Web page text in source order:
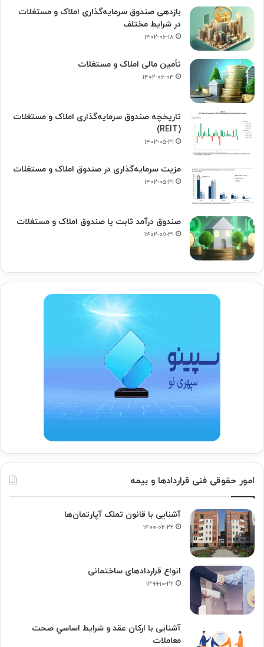
بازدهی صندوق سرمایه‌گذاری املاک و مستغلات
در شرایط مختلف
۱۴۰۲-۰۶-۱۸
تأمین مالی املاک و مستغلات
۱۴۰۲-۰۶-۰۴
تاریخچه صندوق سرمایه‌گذاری املاک و مستغلات
(REIT)
۱۴۰۲-۰۵-۳۱
مزیت سرمایه‌گذاری در صندوق املاک و مستغلات
۱۴۰۲-۰۵-۳۱
صندوق درآمد ثابت یا صندوق املاک و مستغلات
۱۴۰۲-۰۵-۳۱
امور حقوقی فنی قراردادها و بیمه
آشنایی با قانون تملک آپارتمان‌ها
۱۴۰۰-۰۲-۲۲
انواع قراردادهای ساختمانی
۱۳۹۹-۱۰-۲۲
آشنایی با ارکان عقد و شرايط اساسي صحت
معاملات